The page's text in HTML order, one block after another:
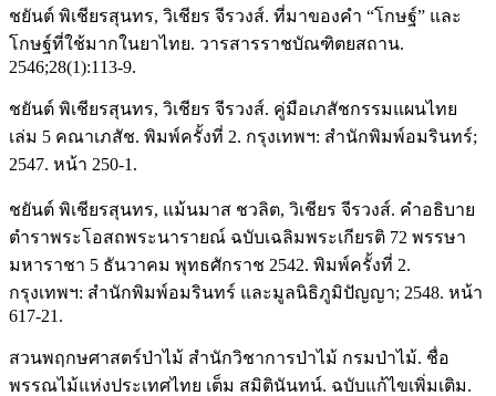
ชยันต์ พิเชียรสุนทร, วิเชียร จีรวงส์. ที่มาของคำ “โกษฐ์” และ
โกษฐ์ที่ใช้มากในยาไทย. วารสารราชบัณฑิตยสถาน.
2546;28(1):113-9.
ชยันต์ พิเชียรสุนทร, วิเชียร จีรวงส์. คู่มือเภสัชกรรมแผนไทย
เล่ม 5 คณาเภสัช. พิมพ์ครั้งที่ 2. กรุงเทพฯ: สำนักพิมพ์อมรินทร์;
2547. หน้า 250-1.
ชยันต์ พิเชียรสุนทร, แม้นมาส ชวลิต, วิเชียร จีรวงส์. คำอธิบาย
ตำราพระโอสถพระนารายณ์ ฉบับเฉลิมพระเกียรติ 72 พรรษา
มหาราชา 5 ธันวาคม พุทธศักราช 2542. พิมพ์ครั้งที่ 2.
กรุงเทพฯ: สำนักพิมพ์อมรินทร์ และมูลนิธิภูมิปัญญา; 2548. หน้า
617-21.
สวนพฤกษศาสตร์ป่าไม้ สำนักวิชาการป่าไม้ กรมป่าไม้. ชื่อ
พรรณไม้แห่งประเทศไทย เต็ม สมิตินันทน์. ฉบับแก้ไขเพิ่มเติม.